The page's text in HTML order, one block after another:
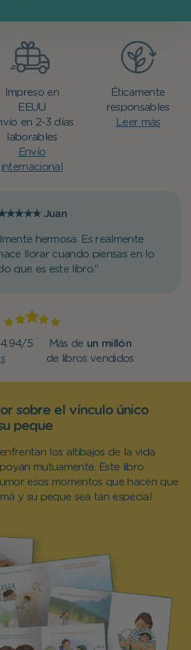
Impreso en
EEUU
en 2-3 días
laborables
Envío
internacional
Éticamente
responsables
Leer más
Juan
hermosa. Es realmente
llorar cuando piensas en lo
que es este libro."
5
Más de un millón
de libros vendidos
sobre el vínculo único
peque
los altibajos de la vida
mutuamente. Este libro
esos momentos que hacen que
y su peque sea tan especial.